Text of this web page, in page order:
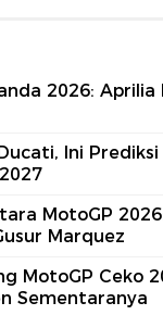
2026: Aprilia
Ini Prediksi
MotoGP
Marquez
MotoGP Ceko
Sementaranya